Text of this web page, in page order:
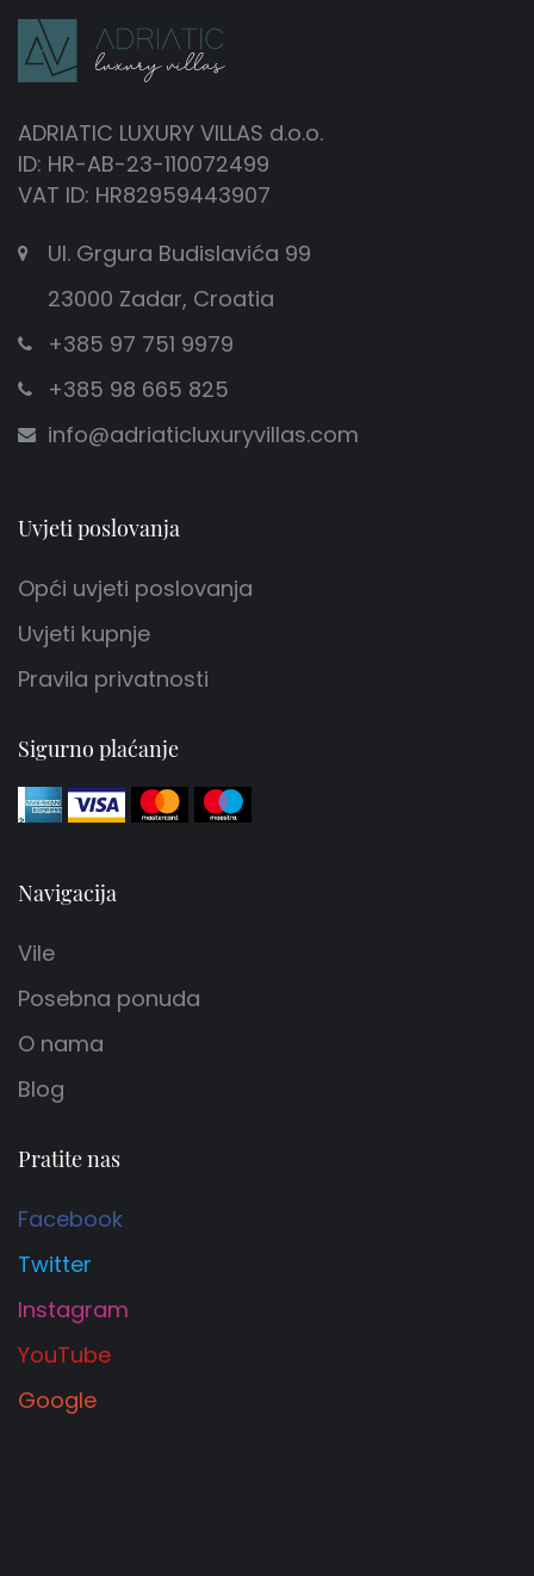
ADRIATIC LUXURY VILLAS d.o.o.
ID: HR-AB-23-110072499
VAT ID: HR82959443907
Ul. Grgura Budislavića 99
23000 Zadar, Croatia
+385 97 751 9979
+385 98 665 825
info@adriaticluxuryvillas.com
Uvjeti poslovanja
Opći uvjeti poslovanja
Uvjeti kupnje
Pravila privatnosti
Sigurno plaćanje
Navigacija
Vile
Posebna ponuda
O nama
Blog
Pratite nas
Facebook
Twitter
Instagram
YouTube
Google